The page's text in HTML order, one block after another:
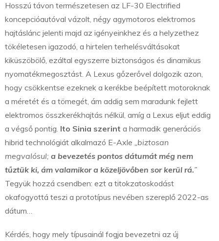
Hosszú távon természetesen az LF-30 Electrified
koncepcióautóval vázolt, négy agymotoros elektromos
hajtáslánc jelenti majd az igényeinkhez és a helyzethez
tökéletesen igazodó, a hirtelen terhelésváltásokat
kiküszöbölő, ezáltal egyszerre biztonságos és dinamikus
nyomatékmegosztást. A Lexus gőzerővel dolgozik azon,
hogy csökkentse ezeknek a kerékbe beépített motoroknak
a méretét és a tömegét, ám addig sem maradunk fejlett
elektromos összkerékhajtás nélkül, amíg a Lexus eljut eddig
a végső pontig. Ito Sinia szerint a harmadik generációs
hibrid technológiát alkalmazó E-Axle „biztosan
megvalósul; a bevezetés pontos dátumát még nem
tűztük ki, ám valamikor a közeljövőben sor kerül rá.”
Tegyük hozzá csendben: ezt a titokzatoskodást
okafogyottá teszi a prototípus nevében szereplő 2022-as
dátum…
Kérdés, hogy mely típusainál fogja bevezetni az új